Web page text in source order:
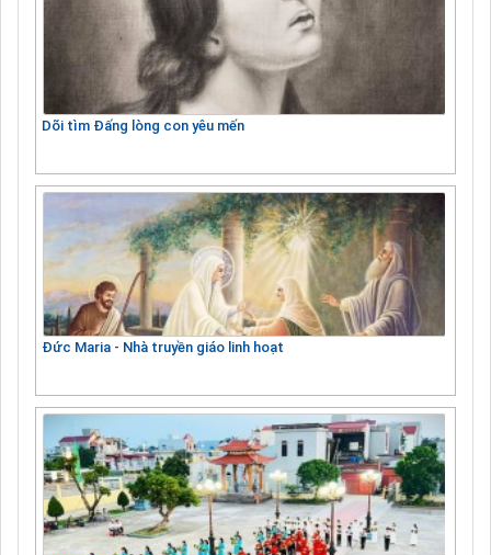
Dõi tìm Đấng lòng con yêu mến
Đức Maria - Nhà truyền giáo linh hoạt